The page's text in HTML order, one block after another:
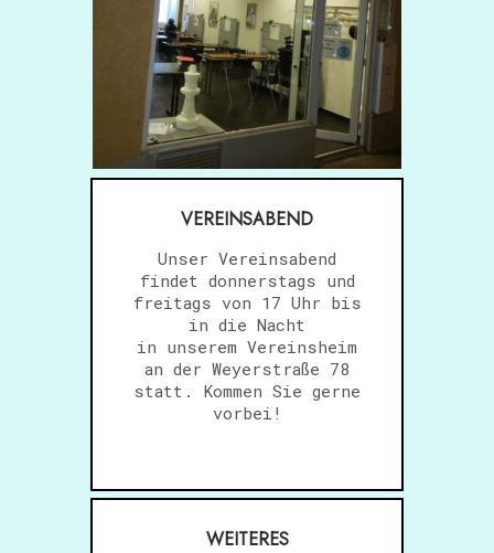
VEREINSABEND
Unser Vereinsabend
findet donnerstags und
freitags von 17 Uhr bis
in die Nacht
in unserem Vereinsheim
an der Weyerstraße 78
statt. Kommen Sie gerne
vorbei!
WEITERES